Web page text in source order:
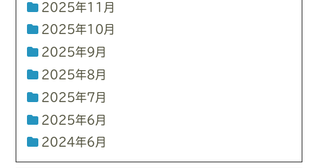
2025年11月
2025年10月
2025年9月
2025年8月
2025年7月
2025年6月
2024年6月